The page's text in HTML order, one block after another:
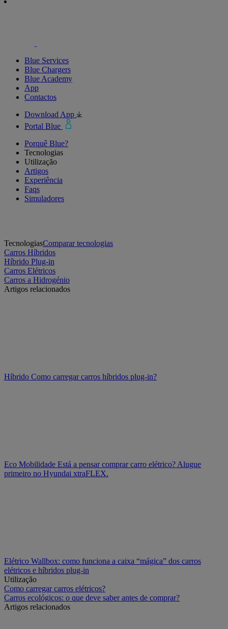
Blue Services
Blue Chargers
Blue Academy
App
Contactos
Download App
Portal Blue
Porquê Blue?
Tecnologias
Utilização
Artigos
Experiência
Faqs
Simuladores
TecnologiasComparar tecnologias
Carros Híbridos
Híbrido Plug-in
Carros Elétricos
Carros a Hidrogénio
Artigos relacionados
Híbrido Como carregar carros híbridos plug-in?
Eco Mobilidade Está a pensar comprar carro elétrico? Alugue
primeiro no Hyundai xtraFLEX.
Elétrico Wallbox: como funciona a caixa “mágica” dos carros
elétricos e híbridos plug-in
Utilização
Como carregar carros elétricos?
Carros ecológicos: o que deve saber antes de comprar?
Artigos relacionados